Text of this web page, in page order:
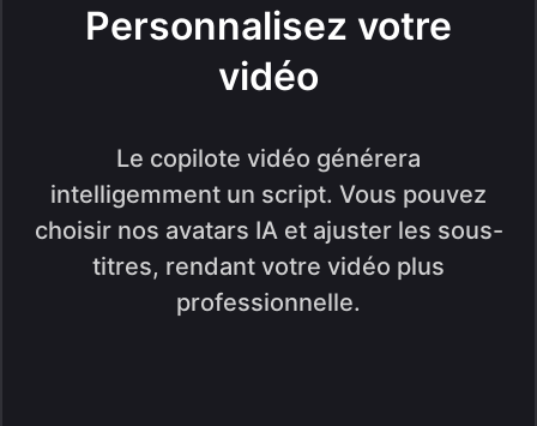
Personnalisez votre
vidéo
Le copilote vidéo générera
intelligemment un script. Vous pouvez
choisir nos avatars IA et ajuster les sous-
titres, rendant votre vidéo plus
professionnelle.